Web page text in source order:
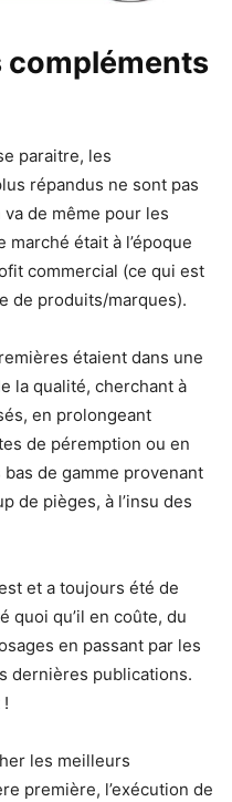
compléments
paraitre, les
répandus ne sont pas
de même pour les
était à l’époque
commercial (ce qui est
de produits/marques).
étaient dans une
la qualité, cherchant à
en prolongeant
de péremption ou en
de gamme provenant
de pièges, à l’insu des
et a toujours été de
quoi qu’il en coûte, du
en passant par les
dernières publications.
les meilleurs
première, l’exécution de